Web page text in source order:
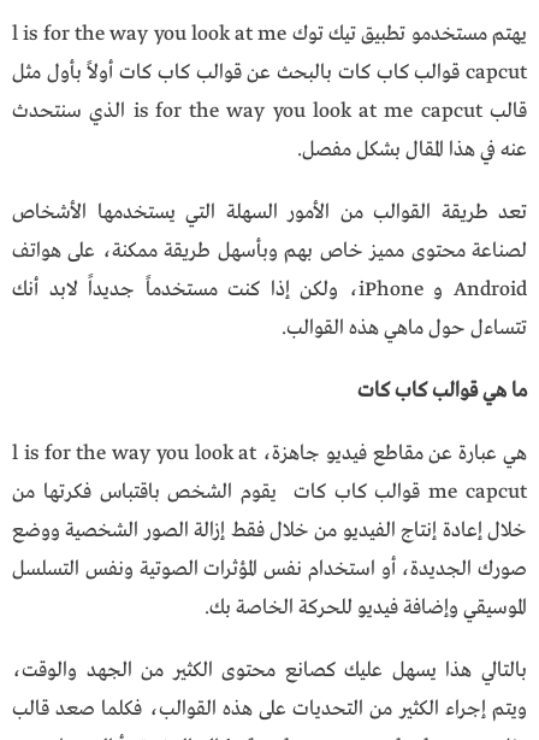
يهتم مستخدمو تطبيق تيك توك l is for the way you look at me
capcut قوالب كاب كات بالبحث عن قوالب كاب كات أولاً بأول مثل
قالب is for the way you look at me capcut الذي سنتحدث
عنه في هذا المقال بشكل مفصل.
تعد طريقة القوالب من الأمور السهلة التي يستخدمها الأشخاص
لصناعة محتوى مميز خاص بهم وبأسهل طريقة ممكنة، على هواتف
Android و iPhone، ولكن إذا كنت مستخدماً جديداً لابد أنك
تتساءل حول ماهي هذه القوالب.
ما هي قوالب كاب كات
هي عبارة عن مقاطع فيديو جاهزة، l is for the way you look at
me capcut قوالب كاب كات يقوم الشخص باقتباس فكرتها من
خلال إعادة إنتاج الفيديو من خلال فقط إزالة الصور الشخصية ووضع
صورك الجديدة، أو استخدام نفس المؤثرات الصوتية ونفس التسلسل
الموسيقي وإضافة فيديو للحركة الخاصة بك.
بالتالي هذا يسهل عليك كصانع محتوى الكثير من الجهد والوقت،
ويتم إجراء الكثير من التحديات على هذه القوالب، فكلما صعد قالب